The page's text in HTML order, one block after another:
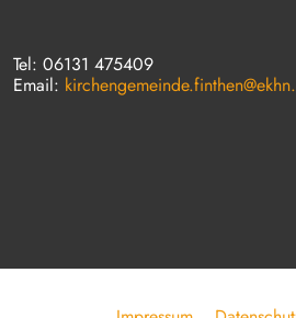
Tel: 06131 475409
Email: